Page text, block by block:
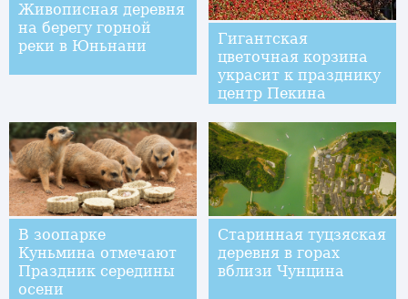
Живописная деревня
на берегу горной
реки в Юньнани
Гигантская
цветочная корзина
украсит к празднику
центр Пекина
В зоопарке
Куньмина отмечают
Праздник середины
осени
Старинная туцзяская
деревня в горах
вблизи Чунцина